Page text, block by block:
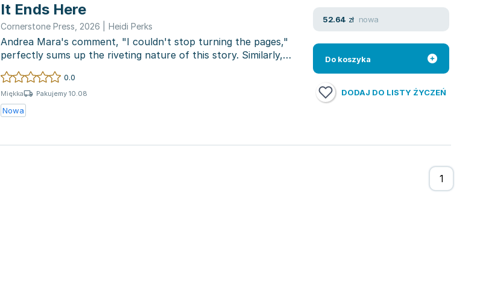
It Ends Here
Cornerstone Press 2026 Heidi Perks
Andrea Mara's comment, "I couldn't stop turning the pages,"
perfectly sums up the riveting nature of this story. Similarly,
Lucy C...
0.0
Miękka Pakujemy 10.08
Nowa
52.64 zł nowa
Do koszyka
DODAJ DO LISTY ŻYCZEŃ